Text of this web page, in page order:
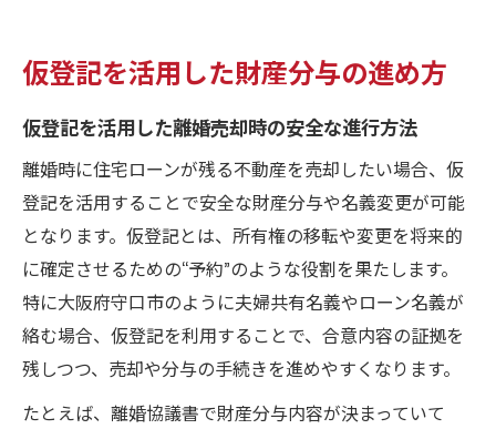
仮登記を活用した財産分与の進め方
仮登記を活用した離婚売却時の安全な進行方法
離婚時に住宅ローンが残る不動産を売却したい場合、仮
登記を活用することで安全な財産分与や名義変更が可能
となります。仮登記とは、所有権の移転や変更を将来的
に確定させるための“予約”のような役割を果たします。
特に大阪府守口市のように夫婦共有名義やローン名義が
絡む場合、仮登記を利用することで、合意内容の証拠を
残しつつ、売却や分与の手続きを進めやすくなります。
たとえば、離婚協議書で財産分与内容が決まっていて